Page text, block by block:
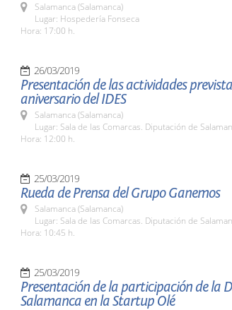
Salamanca (Salamanca)
Lugar: Hospedería Fonseca
Hora: 17:00 h.
26/03/2019
Presentación de las actividades
aniversario del IDES
Salamanca (Salamanca)
Lugar: Sala de las Comarcas. Diputación de
Hora: 12:00 h.
25/03/2019
Rueda de Prensa del Grupo Ganemos
Salamanca (Salamanca)
Lugar: Sala de las Comarcas. Diputación de
Hora: 10:45 h.
25/03/2019
Presentación de la participación de la
Salamanca en la Startup Olé